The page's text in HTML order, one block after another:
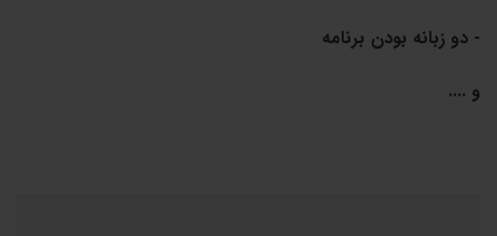
- دو زبانه بودن برنامه
و ....